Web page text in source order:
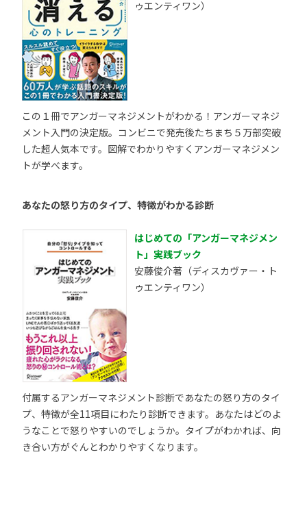
ゥエンティワン）
この１冊でアンガーマネジメントがわかる！アンガーマネジ
メント入門の決定版。コンビニで発売後たちまち５万部突破
した超人気本です。図解でわかりやすくアンガーマネジメン
トが学べます。
あなたの怒り方のタイプ、特徴がわかる診断
はじめての「アンガーマネジメン
ト」実践ブック
安藤俊介著（ディスカヴァー・ト
ゥエンティワン）
付属するアンガーマネジメント診断であなたの怒り方のタイ
プ、特徴が全11項目にわたり診断できます。あなたはどのよ
うなことで怒りやすいのでしょうか。タイプがわかれば、向
き合い方がぐんとわかりやすくなります。